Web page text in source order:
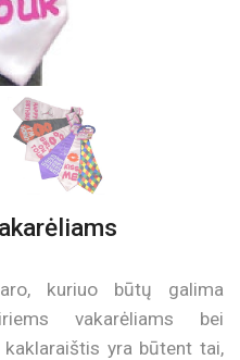
kuriuo būtų galima
vakarėliams bei
yra būtent tai,